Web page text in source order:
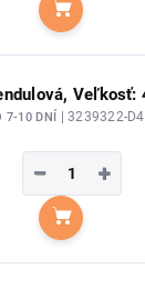
Do
Veľkosť:
7-10 DNÍ | 3239322-
+
−
Do